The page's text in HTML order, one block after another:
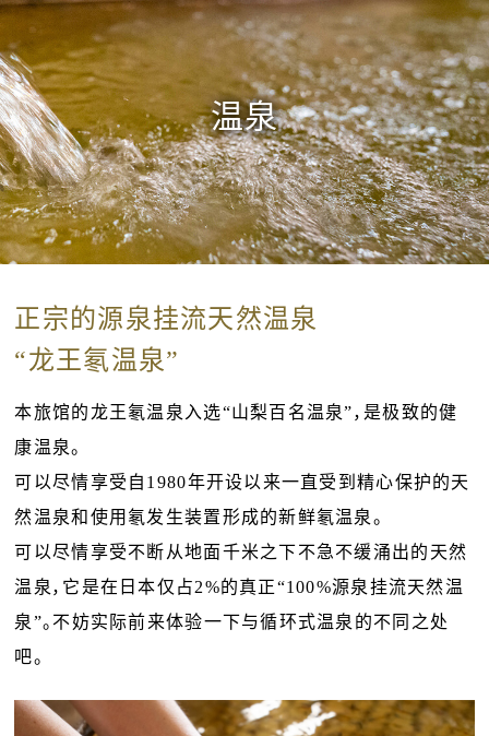
温泉
正宗的源泉挂流天然温泉
“龙王氡温泉”
本旅馆的龙王氡温泉入选“山梨百名温泉”，是极致的健
康温泉。
可以尽情享受自1980年开设以来一直受到精心保护的天
然温泉和使用氡发生装置形成的新鲜氡温泉。
可以尽情享受不断从地面千米之下不急不缓涌出的天然
温泉，它是在日本仅占2%的真正“100%源泉挂流天然温
泉”。不妨实际前来体验一下与循环式温泉的不同之处
吧。